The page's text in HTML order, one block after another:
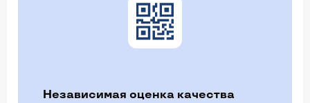
Независимая оценка качества